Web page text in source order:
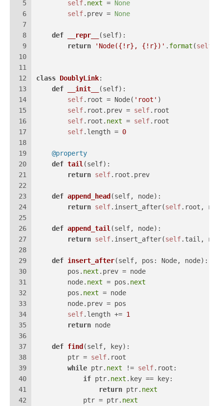
5
6
7
8
9
10
11
12
13
14
15
16
17
18
19
20
21
22
23
24
25
26
27
28
29
30
31
32
33
34
35
36
37
38
39
40
41
42
self. next = None
self.prev = None
def __repr__ (self):
return
'Node({!r}, {!r})' . format (self
class DoublyLink:
def
__init__ (self):
self.root = Node( 'root' )
self.root.prev = self.root
self.root. next = self.root
self.length = 0
    @property
def tail (self):
return self.root.prev
def append_head (self, node):
return self.insert_after(self.root,
def append_tail (self, node):
return self.insert_after(self.tail,
def insert_after(self, pos: Node, node):
        pos.
next .prev = node
        node.
next = pos. next
        pos.
next = node
        node.prev = pos
self.length += 1
return node
def find (self, key):
        ptr =
self.root
while ptr. next != self.root:
if ptr. next .key == key:
return ptr. next
            ptr = ptr.
next